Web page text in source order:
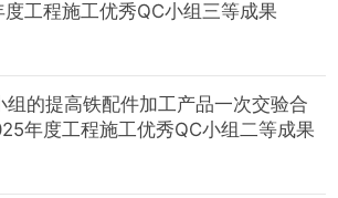
工程施工优秀QC小组三等成果
组的提高铁配件加工产品一次交验合
年度工程施工优秀QC小组二等成果